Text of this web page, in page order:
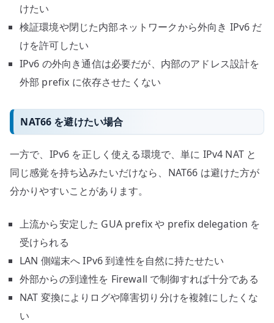
けたい
検証環境や閉じた内部ネットワークから外向き IPv6 だ
けを許可したい
IPv6 の外向き通信は必要だが、内部のアドレス設計を
外部 prefix に依存させたくない
NAT66 を避けたい場合
一方で、IPv6 を正しく使える環境で、単に IPv4 NAT と
同じ感覚を持ち込みたいだけなら、NAT66 は避けた方が
分かりやすいことがあります。
上流から安定した GUA prefix や prefix delegation を
受けられる
LAN 側端末へ IPv6 到達性を自然に持たせたい
外部からの到達性を Firewall で制御すれば十分である
NAT 変換によりログや障害切り分けを複雑にしたくな
い